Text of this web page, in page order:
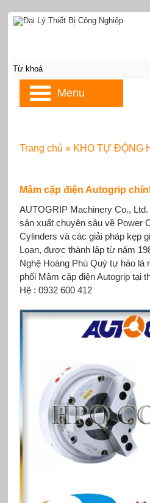
Mâm cặp điện Autogrip
AUTOGRIP Machinery Co.,
sản xuất chuyên sâu về Power
Cylinders và các giải pháp kẹp
Loan, được thành lập từ năm
Nghệ Hoàng Phú Quý tự hào là
phối Mâm cặp điện Autogrip tại
Hệ : 0932 600 412
Trang chủ » KHO TỰ ĐỘNG
Menu